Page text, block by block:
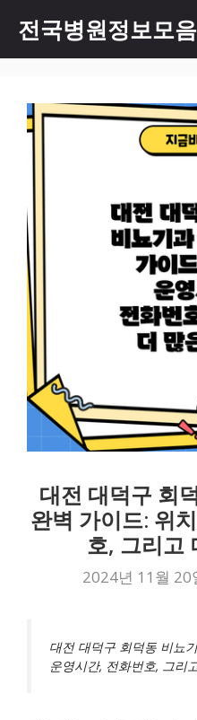
츠
전국병원정보모음
대전 대덕구 회
완벽 가이드: 위
호, 그리고
2024년 11월 20
대전 대덕구 회덕동 비뇨
운영시간, 전화번호, 그리